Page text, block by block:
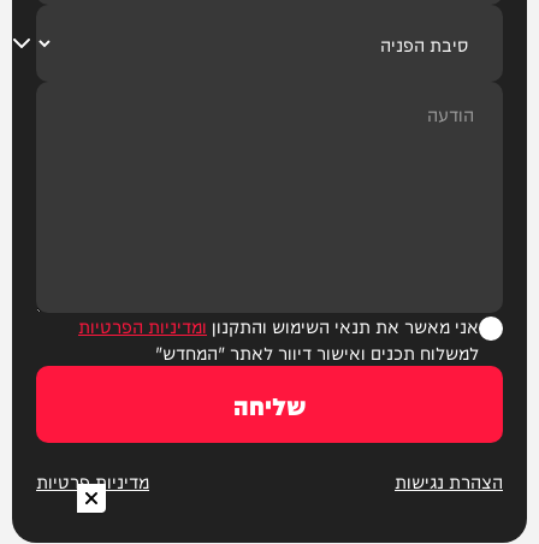
אני מאשר את תנאי השימוש והתקנון ומדיניות הפרטיות
למשלוח תכנים ואישור דיוור לאתר "המחדש"
שליחה
הצהרת נגישות מדיניות פרטיות